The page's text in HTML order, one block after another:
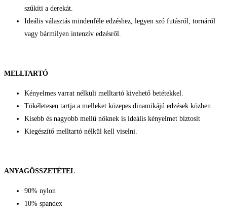
szűkíti a derekát.
Ideális választás mindenféle edzéshez, legyen szó futásról, tornáról
vagy bármilyen intenzív edzésről.
MELLTARTÓ
Kényelmes varrat nélküli melltartó kivehető betétekkel.
Tökéletesen tartja a melleket közepes dinamikájú edzések közben.
Kisebb és nagyobb mellű nőknek is ideális kényelmet biztosít
Kiegészítő melltartó nélkül kell viselni.
ANYAGÖSSZETÉTEL
90% nylon
10% spandex